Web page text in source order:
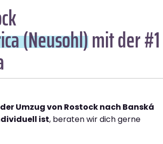
(Neusohl)mit der #1
Umzug von Rostock nach Banská
ist, beraten wir dich gerne